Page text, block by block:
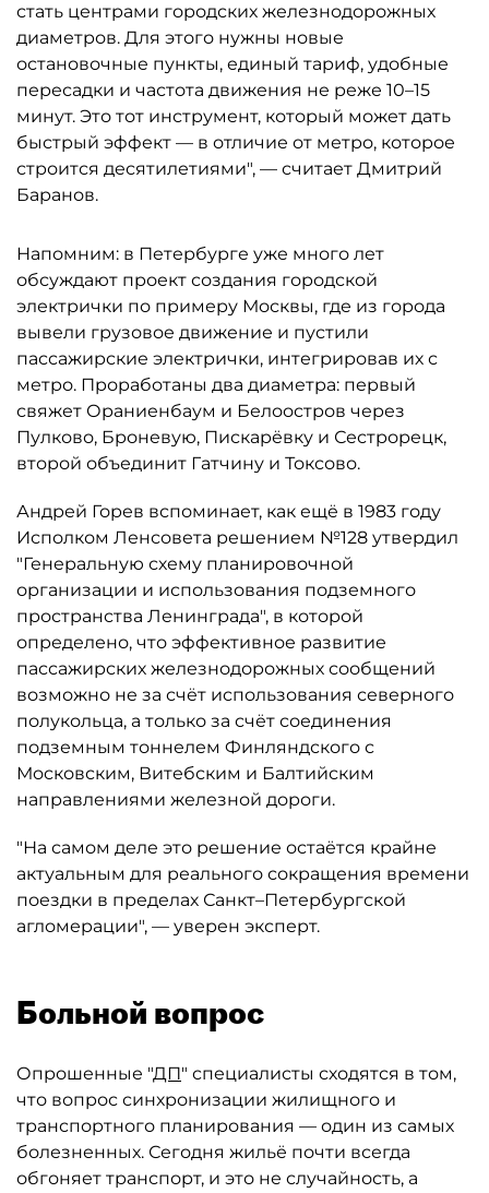
стать центрами городских железнодорожных
диаметров. Для этого нужны новые
остановочные пункты, единый тариф, удобные
пересадки и частота движения не реже 10–15
минут. Это тот инструмент, который может дать
быстрый эффект — в отличие от метро, которое
строится десятилетиями", — считает Дмитрий
Баранов.
Напомним: в Петербурге уже много лет
обсуждают проект создания городской
электрички по примеру Москвы, где из города
вывели грузовое движение и пустили
пассажирские электрички, интегрировав их с
метро. Проработаны два диаметра: первый
свяжет Ораниенбаум и Белоостров через
Пулково, Броневую, Пискарёвку и Сестрорецк,
второй объединит Гатчину и Токсово.
Андрей Горев вспоминает, как ещё в 1983 году
Исполком Ленсовета решением №128 утвердил
"Генеральную схему планировочной
организации и использования подземного
пространства Ленинграда", в которой
определено, что эффективное развитие
пассажирских железнодорожных сообщений
возможно не за счёт использования северного
полукольца, а только за счёт соединения
подземным тоннелем Финляндского с
Московским, Витебским и Балтийским
направлениями железной дороги.
"На самом деле это решение остаётся крайне
актуальным для реального сокращения времени
поездки в пределах Санкт–Петербургской
агломерации", — уверен эксперт.
Больной вопрос
Опрошенные "ДП" специалисты сходятся в том,
что вопрос синхронизации жилищного и
транспортного планирования — один из самых
болезненных. Сегодня жильё почти всегда
обгоняет транспорт, и это не случайность, а